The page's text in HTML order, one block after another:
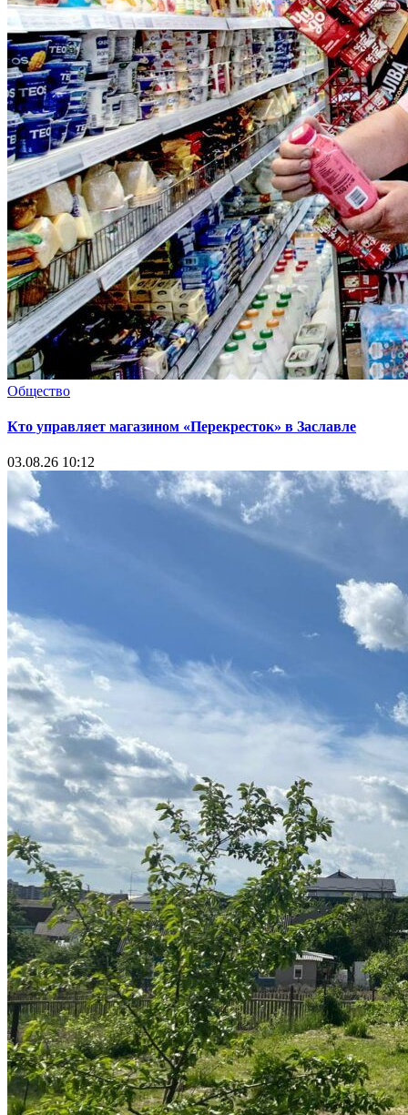
Общество
Кто управляет магазином «Перекресток» в Заславле
03.08.26 10:12